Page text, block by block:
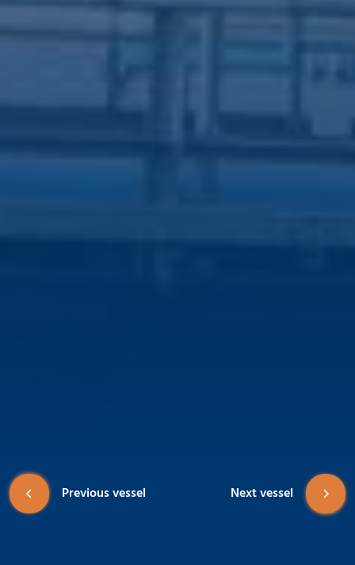
Previous vessel Next vessel